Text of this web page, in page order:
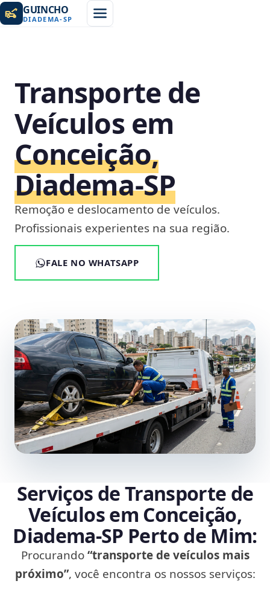
GUINCHO
DIADEMA-SP
Transporte de
Veículos em
Conceição,
Diadema‑SP
Remoção e deslocamento de veículos.
Profissionais experientes na sua região.
FALE NO WHATSAPP
Serviços de Transporte de
Veículos em Conceição,
Diadema‑SP Perto de Mim:
Procurando“transporte de veículos mais
próximo”, você encontra os nossos serviços: